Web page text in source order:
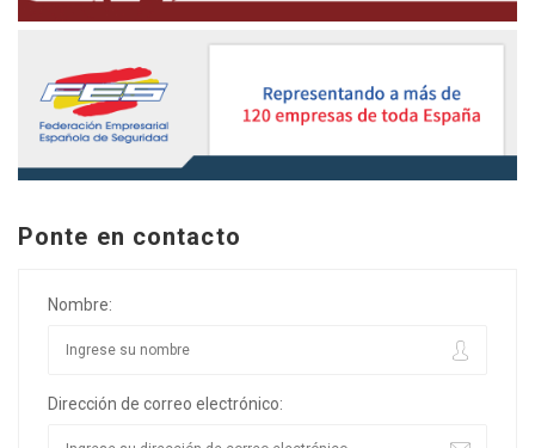
Ponte en contacto
Nombre:
Dirección de correo electrónico: